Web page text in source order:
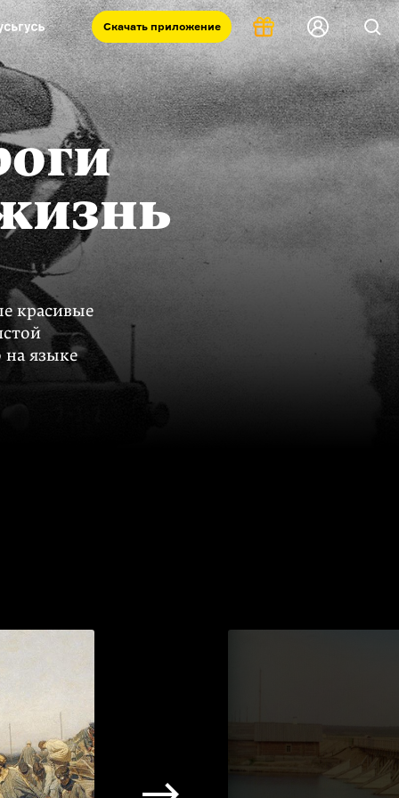
Скачать приложение
Запад и Восток: история культур
такое античность
комната
красивые
на языке